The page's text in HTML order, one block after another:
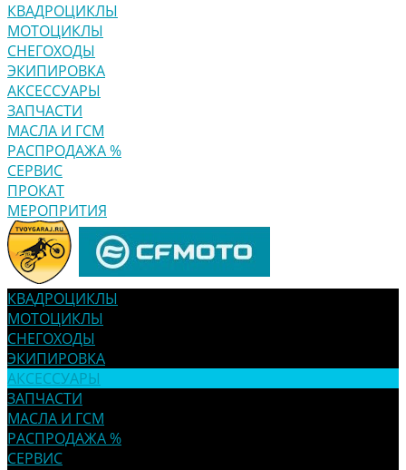
КВАДРОЦИКЛЫ
МОТОЦИКЛЫ
СНЕГОХОДЫ
ЭКИПИРОВКА
АКСЕССУАРЫ
ЗАПЧАСТИ
МАСЛА И ГСМ
РАСПРОДАЖА %
СЕРВИС
ПРОКАТ
МЕРОПРИТИЯ
КВАДРОЦИКЛЫ
МОТОЦИКЛЫ
СНЕГОХОДЫ
ЭКИПИРОВКА
АКСЕССУАРЫ
ЗАПЧАСТИ
МАСЛА И ГСМ
РАСПРОДАЖА %
СЕРВИС